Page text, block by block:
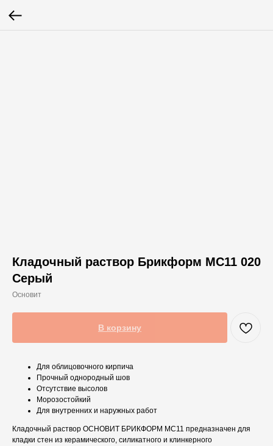
Кладочный раствор Брикформ МС11 020
Серый
Основит
В корзину
Для облицовочного кирпича
Прочный однородный шов
Отсутствие высолов
Морозостойкий
Для внутренних и наружных работ
Кладочный раствор ОСНОВИТ БРИКФОРМ МС11 предназначен для
кладки стен из керамического, силикатного и клинкерного